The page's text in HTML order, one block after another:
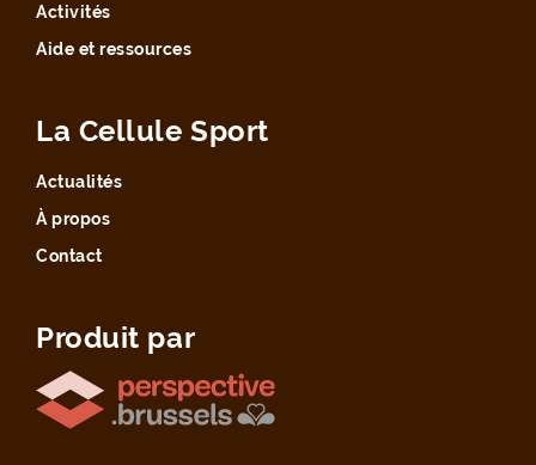
Activités
Aide et ressources
La Cellule Sport
Actualités
À propos
Contact
Produit par